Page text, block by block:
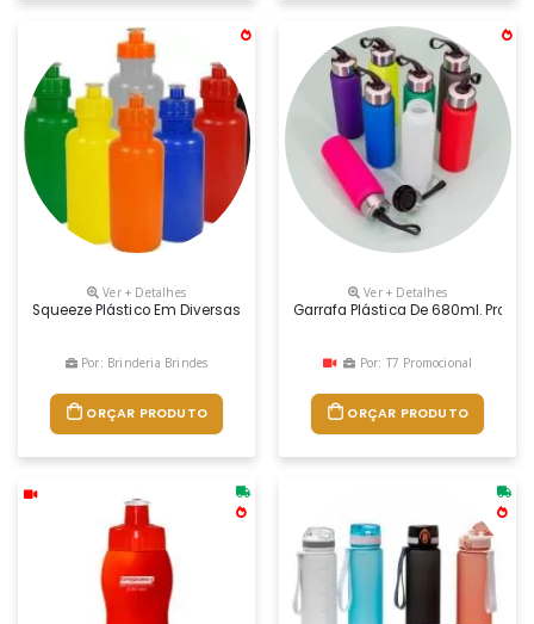
Ver + Detalhes
Squeeze Plástico Em Diversas Cores Com Capacidade Para 500 Ml,
Por: Brinderia Brindes
ORÇAR PRODUTO
Ver + Detalhes
Garrafa Plástica De 680ml.
Por: T7 Promocional
ORÇAR PRODUTO